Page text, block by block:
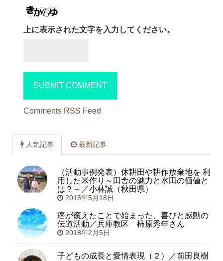
上に表示された文字を入力してください。
Comments RSS Feed
人気記事 最新記事
（活動事例発表）休耕田や耕作放棄地を 利
用した米作り～田舎の魅力と水田の価値と
は？～／小林誠（秋田県）
2015年5月18日
癌が癒えたことで始まった、喜びと感動の
伝道活動／兵庫教区 柿原秀年さん
2018年2月5日
子どもの成長と愛情表現（２）／前田良樹